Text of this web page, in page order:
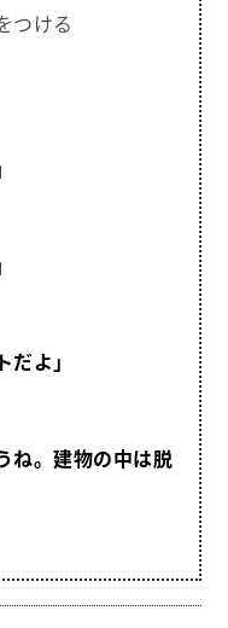
つける
よ」
ね。建物の中は脱